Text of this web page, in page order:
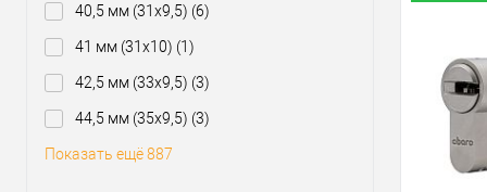
40,5 мм (31x9,5) (6)
41 мм (31x10) (1)
42,5 мм (33x9,5) (3)
44,5 мм (35x9,5) (3)
Показать ещё 887
клик
В